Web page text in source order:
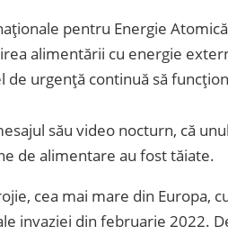
pentru Energie
alimentării cu energie
de urgență continuă să
său video nocturn, că
de alimentare au fost tăiate.
cea mai mare din Europa,
invaziei din februarie 2022.